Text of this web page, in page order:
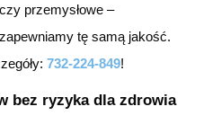
przemysłowe –
tę samą jakość.
732-224-849!
bez ryzyka dla zdrowia